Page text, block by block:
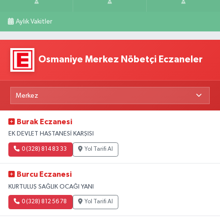
Aylık Vakitler
Osmaniye Merkez Nöbetçi Eczaneler
Burak Eczanesi
EK DEVLET HASTANESİ KARŞISI
0 (328) 814 83 33 Yol Tarifi Al
Burcu Eczanesi
KURTULUŞ SAĞLIK OCAĞI YANI
0 (328) 812 56 78 Yol Tarifi Al